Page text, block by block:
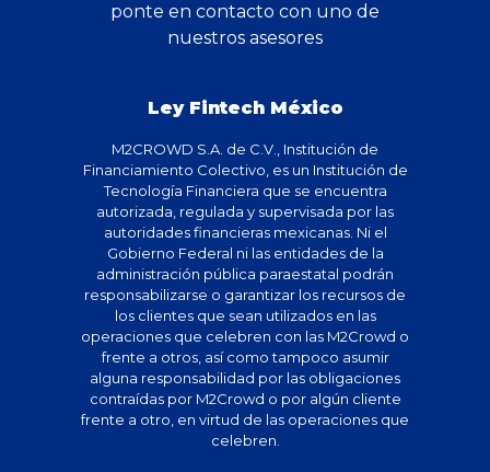
ponte en contacto con uno de
nuestros asesores
Ley Fintech México
M2CROWD S.A. de C.V., Institución de
Financiamiento Colectivo, es un Institución de
Tecnología Financiera que se encuentra
autorizada, regulada y supervisada por las
autoridades financieras mexicanas. Ni el
Gobierno Federal ni las entidades de la
administración pública paraestatal podrán
responsabilizarse o garantizar los recursos de
los clientes que sean utilizados en las
operaciones que celebren con las M2Crowd o
frente a otros, así como tampoco asumir
alguna responsabilidad por las obligaciones
contraídas por M2Crowd o por algún cliente
frente a otro, en virtud de las operaciones que
celebren.